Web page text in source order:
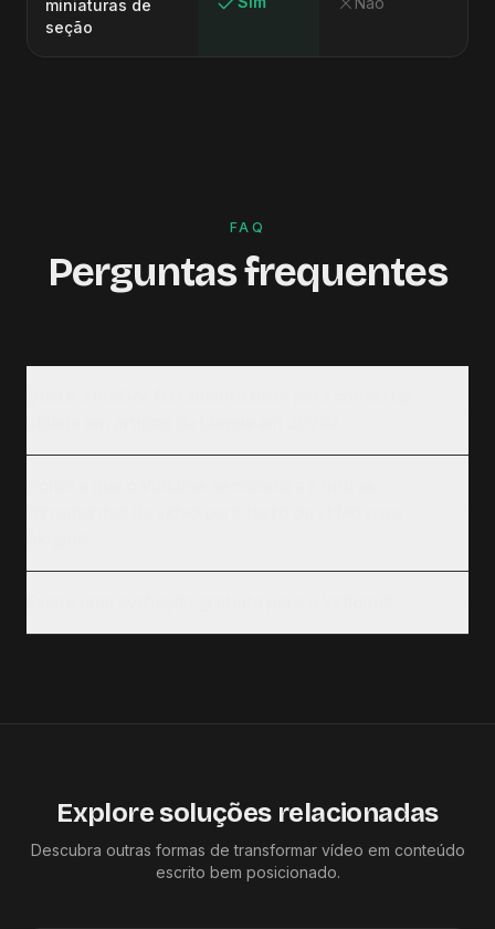
miniaturas de
seção
FAQ
Perguntas frequentes
Explore soluções relacionadas
Descubra outras formas de transformar vídeo em conteúdo
escrito bem posicionado.